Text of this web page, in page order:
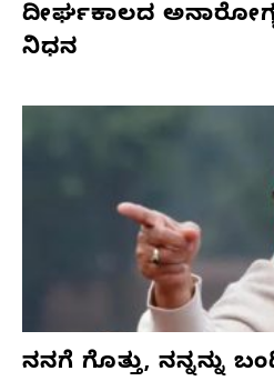
ದೀರ್ಘಕಾಲದ
ನಿಧನ
ನನಗೆ ಗೊತ್ತು, ನನ್ನನ್ನು